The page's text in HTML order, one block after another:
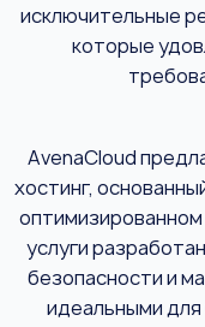
исключительные
которые
AvenaCloud
хостинг,
услуги
безопасности и
идеальными